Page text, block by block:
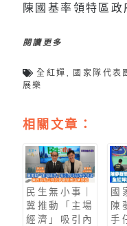
陳國基率領特區政
閱讀更多
全紅嬋 , 國家隊代表
展樂
相關文章：
民生無小事｜
冀推動「主場
經濟」吸引內
國
陳
手